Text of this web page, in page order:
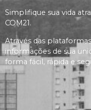
Simplifique sua vida
COM21.
Através das
informações de sua
forma fácil, rápida e